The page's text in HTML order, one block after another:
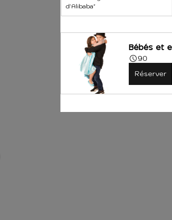
d'Alibaba"
Bébés et
90
Réserver